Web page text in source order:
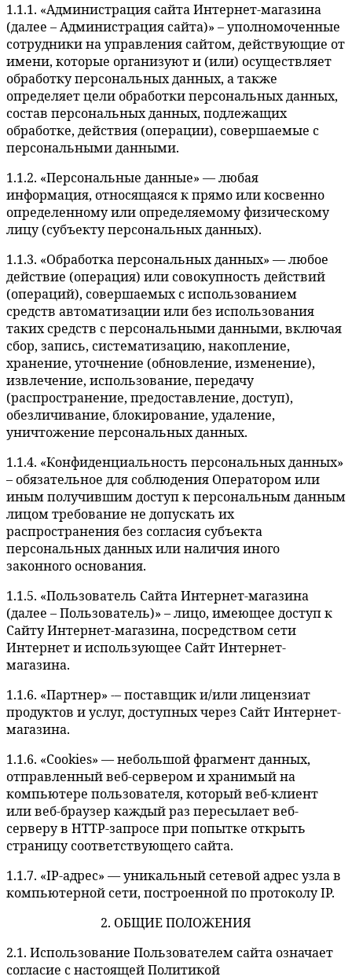
1.1.1. «Администрация сайта Интернет-магазина
(далее – Администрация сайта)» – уполномоченные
сотрудники на управления сайтом, действующие от
имени, которые организуют и (или) осуществляет
обработку персональных данных, а также
определяет цели обработки персональных данных,
состав персональных данных, подлежащих
обработке, действия (операции), совершаемые с
персональными данными.
1.1.2. «Персональные данные» — любая
информация, относящаяся к прямо или косвенно
определенному или определяемому физическому
лицу (субъекту персональных данных).
1.1.3. «Обработка персональных данных» — любое
действие (операция) или совокупность действий
(операций), совершаемых с использованием
средств автоматизации или без использования
таких средств с персональными данными, включая
сбор, запись, систематизацию, накопление,
хранение, уточнение (обновление, изменение),
извлечение, использование, передачу
(распространение, предоставление, доступ),
обезличивание, блокирование, удаление,
уничтожение персональных данных.
1.1.4. «Конфиденциальность персональных данных»
– обязательное для соблюдения Оператором или
иным получившим доступ к персональным данным
лицом требование не допускать их
распространения без согласия субъекта
персональных данных или наличия иного
законного основания.
1.1.5. «Пользователь Сайта Интернет-магазина
(далее – Пользователь)» – лицо, имеющее доступ к
Сайту Интернет-магазина, посредством сети
Интернет и использующее Сайт Интернет-
магазина.
1.1.6. «Партнер» -– поставщик и/или лицензиат
продуктов и услуг, доступных через Сайт Интернет-
магазина.
1.1.6. «Cookies» — небольшой фрагмент данных,
отправленный веб-сервером и хранимый на
компьютере пользователя, который веб-клиент
или веб-браузер каждый раз пересылает веб-
серверу в HTTP-запросе при попытке открыть
страницу соответствующего сайта.
1.1.7. «IP-адрес» — уникальный сетевой адрес узла в
компьютерной сети, построенной по протоколу IP.
2. ОБЩИЕ ПОЛОЖЕНИЯ
2.1. Использование Пользователем сайта означает
согласие с настоящей Политикой